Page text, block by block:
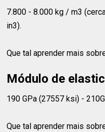
7.800 - 8.000 kg / m3
in3).
Que tal aprender mais
Módulo de
190 GPa (27557 ksi) -
Que tal aprender mais